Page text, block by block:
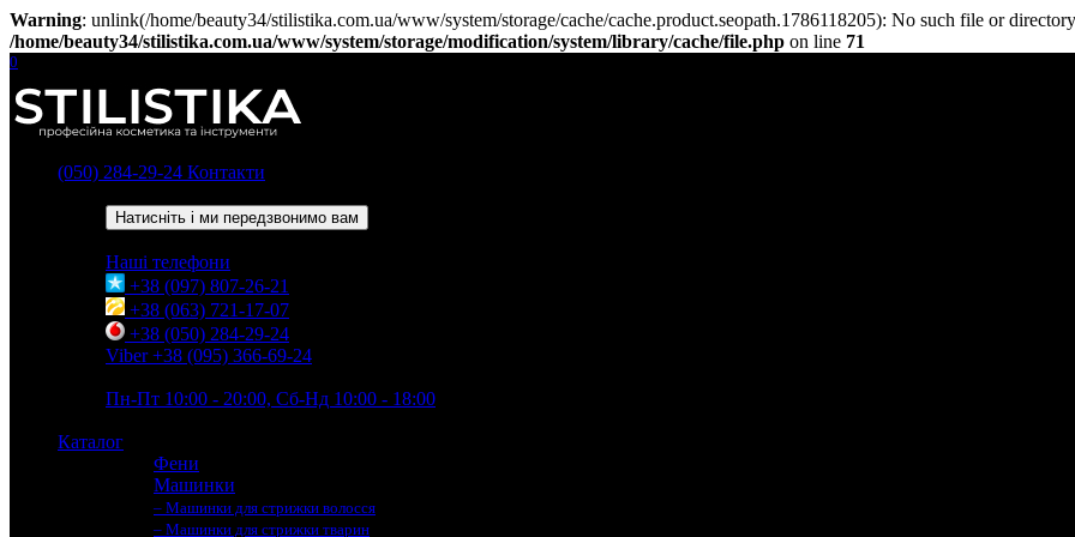
Warning: unlink(/home/beauty34/stilistika.com.ua/www/system/storage/cache/cache.product.seopath.1786118205): No such file or
/home/beauty34/stilistika.com.ua/www/system/storage/modification/system/library/cache/file.php on line 71
0
(050) 284-29-24 Контакти
Натисніть і ми передзвонимо вам
Наші телефони
+38 (097) 807-26-21
+38 (063) 721-17-07
+38 (050) 284-29-24
Viber +38 (095) 366-69-24
Пн-Пт 10:00 - 20:00, Сб-Нд 10:00 - 18:00
Каталог
Фени
Машинки
– Машинки для стрижки волосся
– Машинки для стрижки тварин